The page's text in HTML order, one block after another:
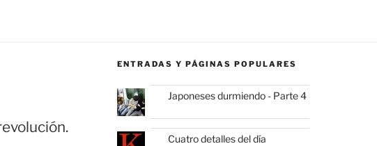
ENTRADAS Y PÁGINAS POPULARES
Japoneses durmiendo - Parte 4
Cuatro detalles del día